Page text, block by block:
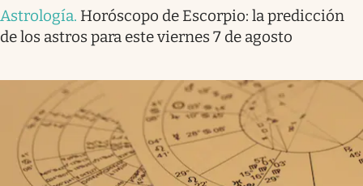
Astrología. Horóscopo de Escorpio: la predicción
de los astros para este viernes 7 de agosto